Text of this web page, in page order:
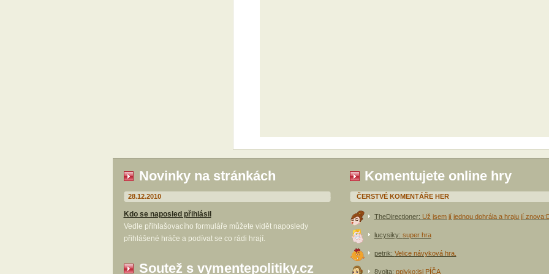
Novinky na stránkách
28.12.2010
Kdo se naposled přihlásil
Vedle přihlašovacího formuláře můžete vidět naposledy
přihlášené hráče a podívat se co rádi hrají.
Soutež s vymentepolitiky.cz
Komentujete online hry
ČERSTVÉ KOMENTÁŘE HER
TheDirectioner: Už jsem jí jednou dohrála a hraju jí
lucysiky: super hra
petrik: Velice návyková hra.
8vojta: ppivko:jsi PÍČA